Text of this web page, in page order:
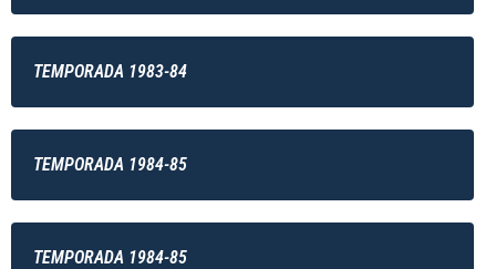
TEMPORADA 1983-84
TEMPORADA 1984-85
TEMPORADA 1984-85